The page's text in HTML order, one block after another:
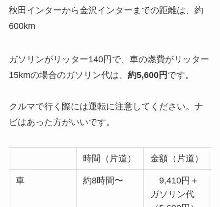
秋田インターから金沢インターまでの距離は、約
600km
ガソリンがリッター140円で、車の燃費がリッター
15kmの場合のガソリン代は、 約5,600円 です。
クルマで行く際には運転に注意してください。ナ
ビはあった方がいいです。
時間（片道） 金額（片道）
車 約8時間〜
9,410円＋
ガソリン代